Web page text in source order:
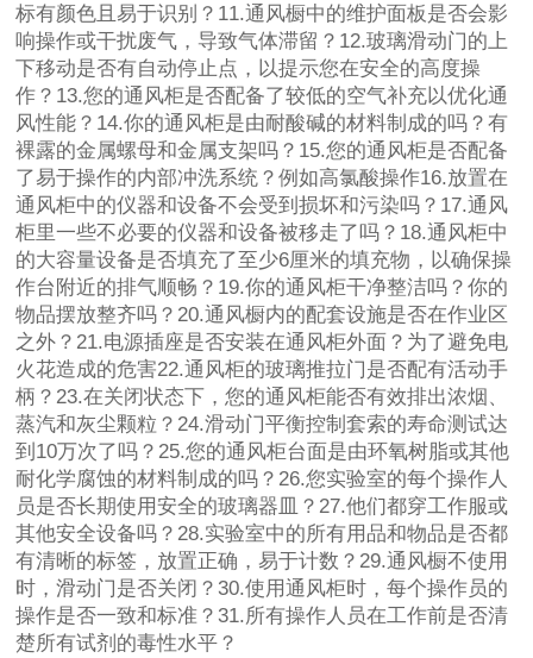
标有颜色且易于识别？11.通风橱中的维护面板是否会影
响操作或干扰废气，导致气体滞留？12.玻璃滑动门的上
下移动是否有自动停止点，以提示您在安全的高度操
作？13.您的通风柜是否配备了较低的空气补充以优化通
风性能？14.你的通风柜是由耐酸碱的材料制成的吗？有
裸露的金属螺母和金属支架吗？15.您的通风柜是否配备
了易于操作的内部冲洗系统？例如高氯酸操作16.放置在
通风柜中的仪器和设备不会受到损坏和污染吗？17.通风
柜里一些不必要的仪器和设备被移走了吗？18.通风柜中
的大容量设备是否填充了至少6厘米的填充物，以确保操
作台附近的排气顺畅？19.你的通风柜干净整洁吗？你的
物品摆放整齐吗？20.通风橱内的配套设施是否在作业区
之外？21.电源插座是否安装在通风柜外面？为了避免电
火花造成的危害22.通风柜的玻璃推拉门是否配有活动手
柄？23.在关闭状态下，您的通风柜能否有效排出浓烟、
蒸汽和灰尘颗粒？24.滑动门平衡控制套索的寿命测试达
到10万次了吗？25.您的通风柜台面是由环氧树脂或其他
耐化学腐蚀的材料制成的吗？26.您实验室的每个操作人
员是否长期使用安全的玻璃器皿？27.他们都穿工作服或
其他安全设备吗？28.实验室中的所有用品和物品是否都
有清晰的标签，放置正确，易于计数？29.通风橱不使用
时，滑动门是否关闭？30.使用通风柜时，每个操作员的
操作是否一致和标准？31.所有操作人员在工作前是否清
楚所有试剂的毒性水平？